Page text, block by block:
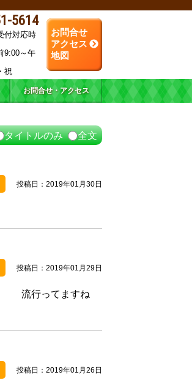
5614
付対応時
9:00～午
祝
お問合せ
アクセス
地図
お問合せ・アクセス
タイトルのみ 全文
投稿日：2019年01月30日
投稿日：2019年01月29日
流行ってますね
投稿日：2019年01月26日